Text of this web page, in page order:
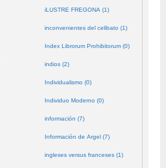
iLUSTRE FREGONA (1)
inconvenientes del celibato (1)
Index Librorum Prohibitorum (0)
indios (2)
Individualismo (0)
Individuo Moderno (0)
información (7)
Información de Argel (7)
ingleses versus franceses (1)